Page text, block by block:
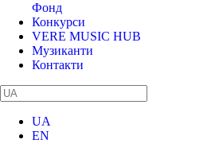
Фонд
Конкурси
VERE MUSIC HUB
Музиканти
Контакти
UA
EN